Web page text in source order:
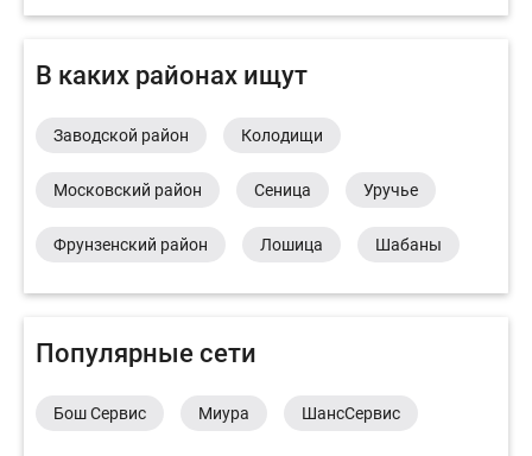
В каких районах ищут
Заводской район Колодищи
Московский район Сеница Уручье
Фрунзенский район Лошица Шабаны
Популярные сети
Бош Сервис Миура ШансСервис